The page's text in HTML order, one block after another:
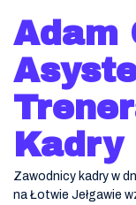
Adam
Zawodnicy kadry w
na Łotwie Jełgawie